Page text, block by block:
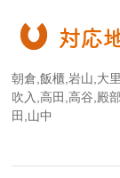
対応
朝倉,飯櫃,岩山,大
吹入,高田,高谷,殿
田,山中